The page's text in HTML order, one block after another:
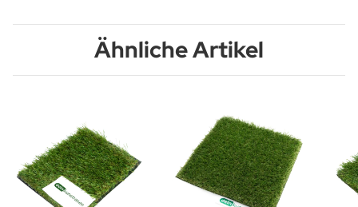
Ähnliche Artikel